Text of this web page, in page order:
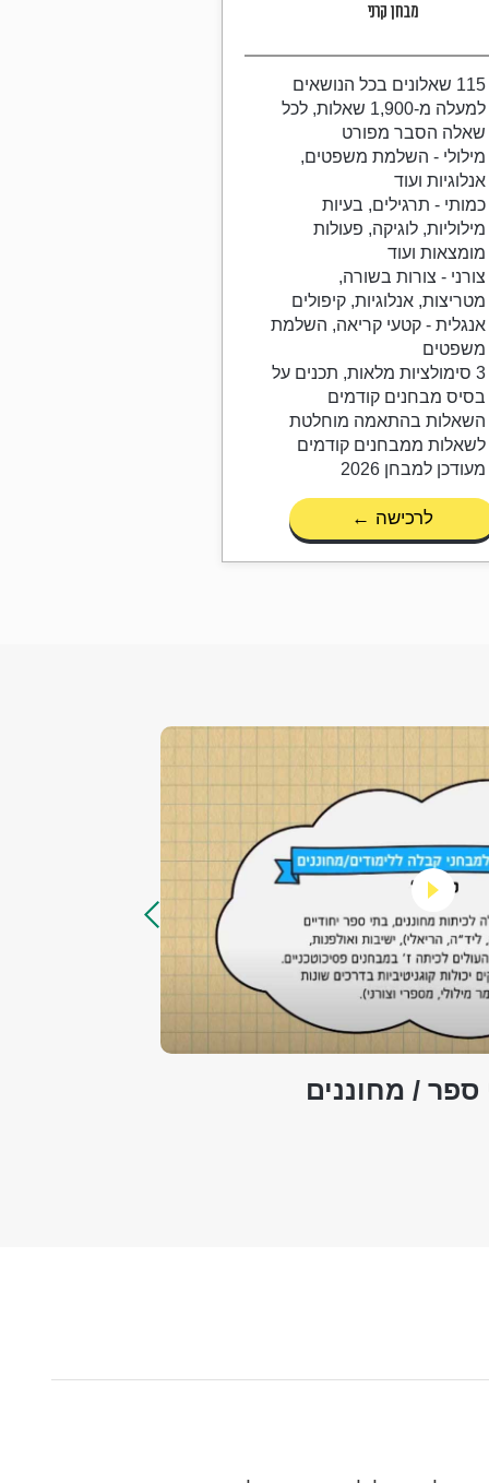
מבחן קרני
115 שאלונים בכל הנושאים
למעלה מ-1,900 שאלות, לכל
שאלה הסבר מפורט
מילולי - השלמת משפטים,
אנלוגיות ועוד
כמותי - תרגילים, בעיות
מילוליות, לוגיקה, פעולות
מומצאות ועוד
צורני - צורות בשורה,
מטריצות, אנלוגיות, קיפולים
אנגלית - קטעי קריאה, השלמת
משפטים
3 סימולציות מלאות, תכנים על
בסיס מבחנים קודמים
השאלות בהתאמה מוחלטת
לשאלות ממבחנים קודמים
מעודכן למבחן 2026
לרכישה ←
/ מחוננים